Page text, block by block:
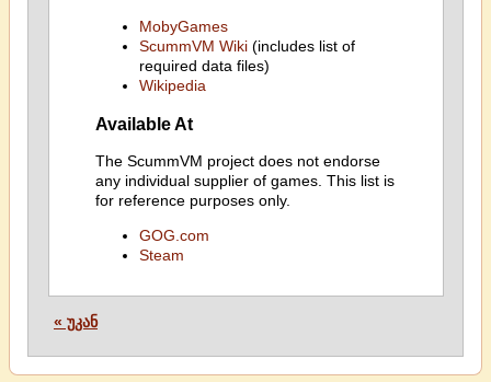
MobyGames
ScummVM Wiki(includes list of
required data files)
Wikipedia
Available At
The ScummVM project does not endorse
any individual supplier of games. This list is
for reference purposes only.
GOG.com
Steam
« უკან